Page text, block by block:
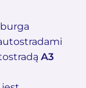
A3